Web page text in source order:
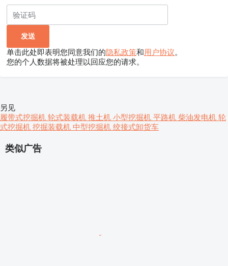
单击此处即表明您同意我们的隐私政策和用户协议。
您的个人数据将被处理以回应您的请求。
类似广告
另见
履带式挖掘机 轮式装载机 推土机 小型挖掘机 平路机 柴油发电机 轮
式挖掘机 挖掘装载机 中型挖掘机 绞接式卸货车